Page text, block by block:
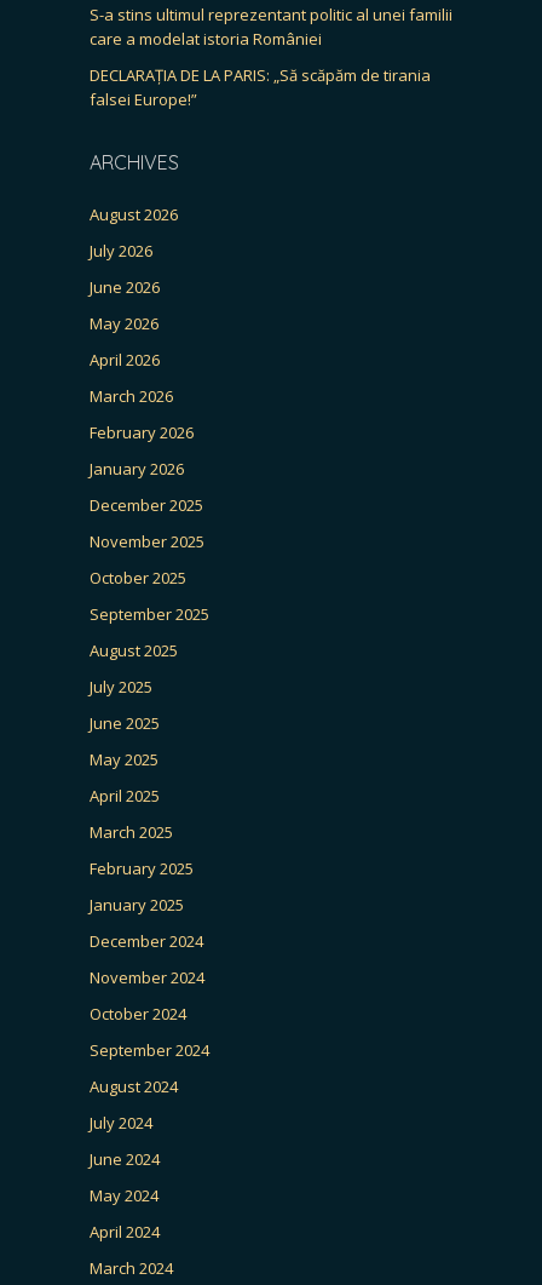
S-a stins ultimul reprezentant politic al unei familii
care a modelat istoria României
DECLARAȚIA DE LA PARIS: „Să scăpăm de tirania
falsei Europe!”
ARCHIVES
August 2026
July 2026
June 2026
May 2026
April 2026
March 2026
February 2026
January 2026
December 2025
November 2025
October 2025
September 2025
August 2025
July 2025
June 2025
May 2025
April 2025
March 2025
February 2025
January 2025
December 2024
November 2024
October 2024
September 2024
August 2024
July 2024
June 2024
May 2024
April 2024
March 2024